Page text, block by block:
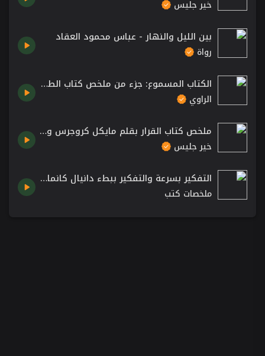
خير جليس
بين الليل والنهار - عباس محمود العقاد
رواة
الكتاب المسموع: جزء من ملخص كتاب الطريق نحو الهدف /كتب مسموعة من تطبيق الراوي
الراوي
ملخص كتاب القرار بقلم مايكل كروجرس و رومان تشابلر :: The Decision Book
خير جليس
التفكير بسرعة والتفكير ببطء دانيال كانمان كتاب مسموع thinking fast and slow
ملخصات كتب